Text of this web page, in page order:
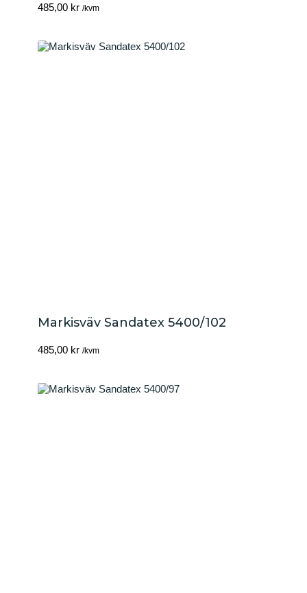
485,00 kr /kvm
Markisväv Sandatex 5400/102
485,00 kr /kvm